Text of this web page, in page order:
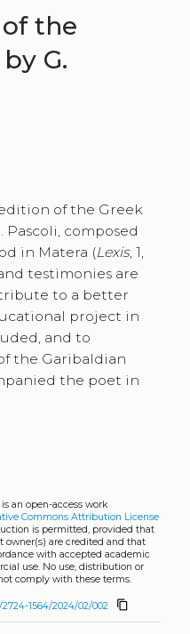
the
G.
of the Greek
Pascoli, composed
in Matera (Lexis, 1,
testimonies are
to a better
project in
and to
the Garibaldian
the poet in
an open-access work
Commons Attribution License
is permitted, provided that
are credited and that
with accepted academic
use. No use, distribution or
comply with these terms.
1564/2024/02/002 content_copy